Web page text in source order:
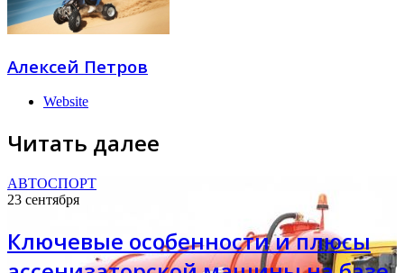
Алексей Петров
Website
Читать далее
АВТОСПОРТ
23 сентября
Ключевые особенности и плюсы